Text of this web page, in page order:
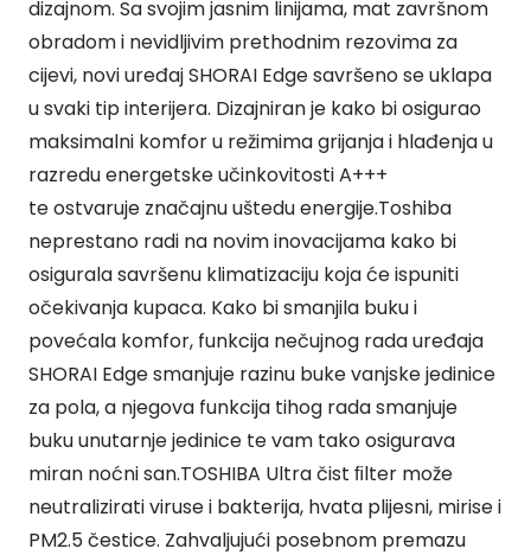
dizajnom. Sa svojim jasnim linijama, mat završnom
obradom i nevidljivim prethodnim rezovima za
cijevi, novi uređaj SHORAI Edge savršeno se uklapa
u svaki tip interijera. Dizajniran je kako bi osigurao
maksimalni komfor u režimima grijanja i hlađenja u
razredu energetske učinkovitosti A+++
te ostvaruje značajnu uštedu energije.Toshiba
neprestano radi na novim inovacijama kako bi
osigurala savršenu klimatizaciju koja će ispuniti
očekivanja kupaca. Kako bi smanjila buku i
povećala komfor, funkcija nečujnog rada uređaja
SHORAI Edge smanjuje razinu buke vanjske jedinice
za pola, a njegova funkcija tihog rada smanjuje
buku unutarnje jedinice te vam tako osigurava
miran noćni san.TOSHIBA Ultra čist ﬁlter može
neutralizirati viruse i bakterija, hvata plijesni, mirise i
PM2.5 čestice. Zahvaljujući posebnom premazu